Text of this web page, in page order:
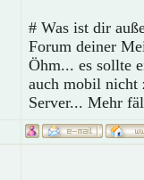
# Was ist dir
Forum deiner
Öhm... es sollte
auch mobil nicht
Server... Mehr